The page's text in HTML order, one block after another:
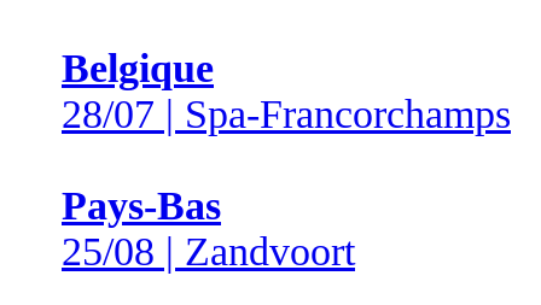
Belgique
28/07 | Spa-Francorchamps
Pays-Bas
25/08 | Zandvoort